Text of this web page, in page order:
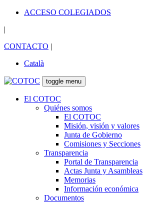
ACCESO COLEGIADOS
|
CONTACTO |
Català
toggle menu
El COTOC
Quiénes somos
El COTOC
Misión, visión y valores
Junta de Gobierno
Comisiones y Secciones
Transparencia
Portal de Transparencia
Actas Junta y Asambleas
Memorias
Información económica
Documentos